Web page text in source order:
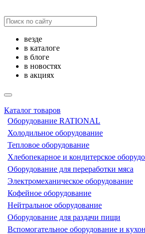
везде
в каталоге
в блоге
в новостях
в акциях
Каталог товаров
Оборудование RATIONAL
Холодильное оборудование
Тепловое оборудование
Хлебопекарное и кондитерское
Оборудование для переработки мяса
Электромеханическое оборудование
Кофейное оборудование
Нейтральное оборудование
Оборудование для раздачи пищи
Вспомогательное оборудование и